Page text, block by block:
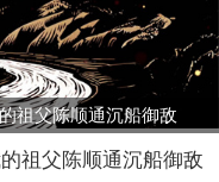
祖父陈顺通沉船御敌
话剧《大江东去》